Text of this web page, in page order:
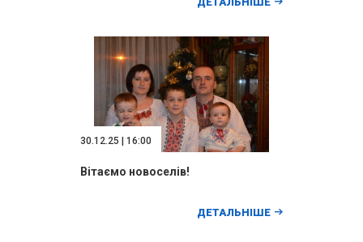
30.12.25 | 16:00
Вітаємо новоселів!
ДЕТАЛЬНІШЕ